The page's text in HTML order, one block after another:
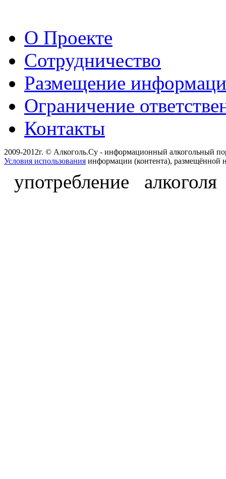
О Проекте
Сотрудничество
Размещение
Ограничение
Контакты
2009-2012г. © Алкоголь.Су - информационный алкогольный
Условия использования информации (контента), размещённой
употребление